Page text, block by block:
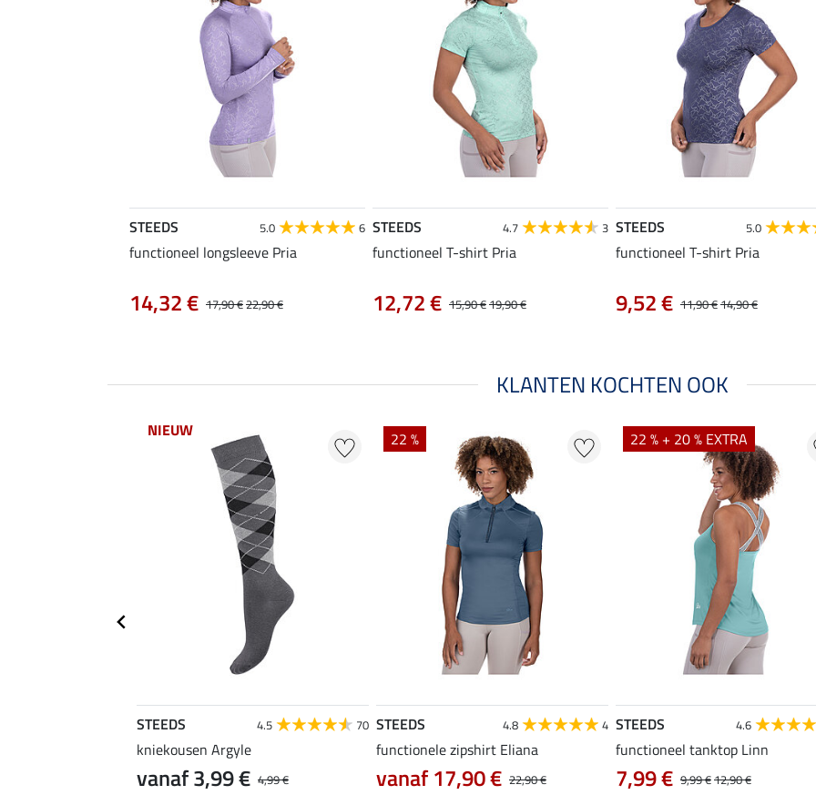
STEEDS 5.0 6
functioneel longsleeve Pria
17,90 €22,90 €
14,32 €
STEEDS 4.7 3
functioneel T-shirt Pria
15,90 €19,90 €
12,72 €
STEEDS 5.0
functioneel T-shirt Pria
11,90 €14,90 €
9,52 €
KLANTEN KOCHTEN OOK
NIEUW
STEEDS 4.5 70
kniekousen Argyle
4,99 €
vanaf 3,99 €
22 %
STEEDS 4.8 4
functionele zipshirt Eliana
22,90 €
vanaf 17,90 €
22 % + 20 % EXTRA
STEEDS 4.6
functioneel tanktop Linn
9,99 €12,90 €
7,99 €